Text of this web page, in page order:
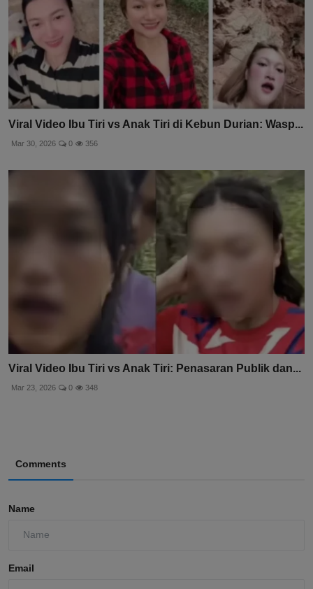
Viral Video Ibu Tiri vs Anak Tiri di Kebun Durian: Wasp...
Mar 30, 2026 0 356
Viral Video Ibu Tiri vs Anak Tiri: Penasaran Publik dan...
Mar 23, 2026 0 348
Comments
Name
Email